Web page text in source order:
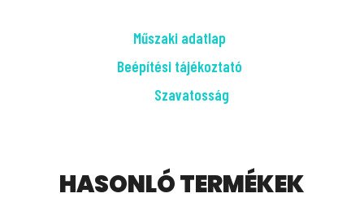
Műszaki adatlap
Beépítési tájékoztató
Szavatosság
HASONLÓ TERMÉKEK